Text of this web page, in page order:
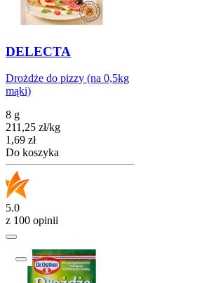
DELECTA
Drożdże do pizzy (na 0,5kg
mąki)
8 g
211,25 zł/kg
Cena
1,69 zł
Do koszyka
5.0
z 100 opinii